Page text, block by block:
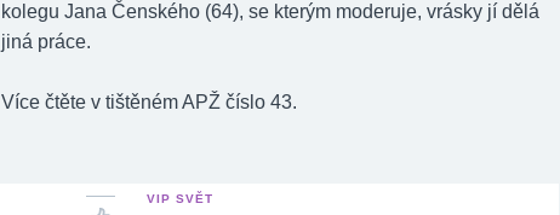
kolegu Jana Čenského (64), se kterým moderuje, vrásky jí dělá
jiná práce.
Více čtěte v tištěném APŽ číslo 43.
VIP SVĚT